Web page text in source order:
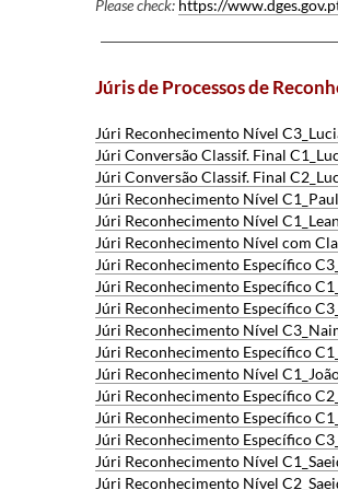
Please check: https://
Júris de Processos de
Júri Reconhecimento Nível
Júri Conversão Classif. Final
Júri Conversão Classif. Final
Júri Reconhecimento Nível
Júri Reconhecimento Nível
Júri Reconhecimento Nível com
Júri Reconhecimento Específico
Júri Reconhecimento Específico
Júri Reconhecimento Específico
Júri Reconhecimento Nível
Júri Reconhecimento Específico
Júri Reconhecimento Nível
Júri Reconhecimento Específico
Júri Reconhecimento Específico
Júri Reconhecimento Específico
Júri Reconhecimento Nível
Júri Reconhecimento Nível